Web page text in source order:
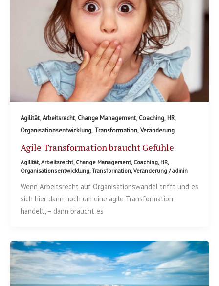
Agilität,Arbeitsrecht, Change Management, Coaching, HR,
Organisationsentwicklung, Transformation,Veränderung
Agile Transformation braucht Gefühle
Agilität, Arbeitsrecht, Change Management, Coaching, HR,
Organisationsentwicklung, Transformation, Veränderung/admin
Wenn Arbeitsrecht auf Organisationswandel trifft und es
sich hier dann noch um eine agile Transformation
handelt, – dann braucht es